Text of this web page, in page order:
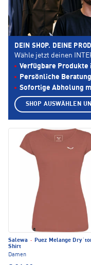
Salewa · Puez Melange
Shirt
Damen
DEIN SHOP. DEINE
Wähle jetzt deinen
Verfügbare Produkte
Persönliche
Sofortige Abholung